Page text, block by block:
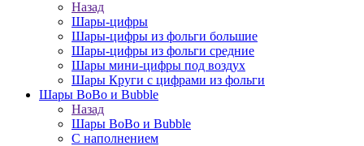
Назад
Шары-цифры
Шары-цифры из фольги большие
Шары-цифры из фольги средние
Шары мини-цифры под воздух
Шары Круги с цифрами из фольги
Шары BoBo и Bubble
Назад
Шары BoBo и Bubble
С наполнением